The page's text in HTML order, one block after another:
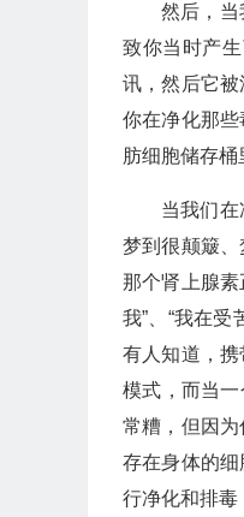
然后，当
致你当时产
讯，然后它
你在净化那
肪细胞储存桶
当我们在
梦到很颠簸
那个肾上腺素
我”、“我在受
有人知道，
模式，而当
常糟，但因
存在身体的
行净化和排毒